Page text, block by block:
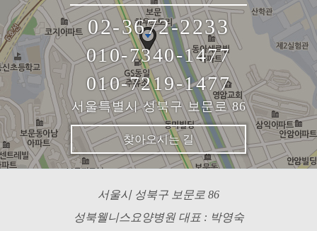
02-3672-2233
010-7340-1477
010-7219-1477
서울특별시 성북구 보문로 86
찾아오시는 길
서울시 성북구 보문로 86
성북웰니스요양병원 대표 : 박영숙